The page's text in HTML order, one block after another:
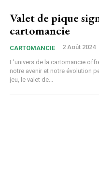
Valet de pique
cartomancie
CARTOMANCIE 2 Août 2024
L'univers de la cartomancie
notre avenir et notre évolution
jeu, le valet de...